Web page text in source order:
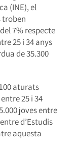
(INE), el
troben
7% respecte
25 i 34 anys
de 35.300
aturats
25 i 34
joves entre
d’Estudis
aquesta